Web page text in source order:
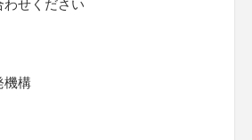
わせください
機構